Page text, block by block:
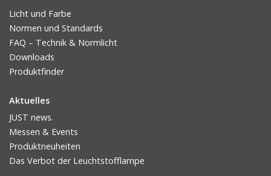
Licht und Farbe
Normen und Standards
FAQ – Technik & Normlicht
Downloads
Produktfinder
Aktuelles
JUST news.
Messen & Events
Produktneuheiten
Das Verbot der Leuchtstofflampe